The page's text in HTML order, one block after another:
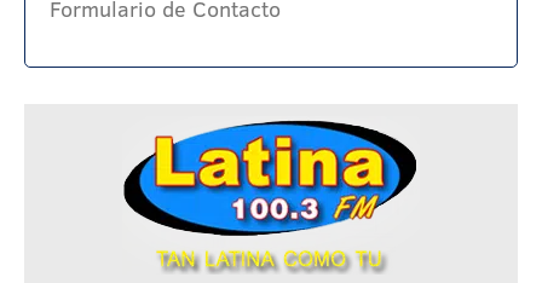
Formulario de Contacto